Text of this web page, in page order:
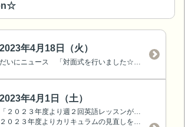
2023年4月18日（火）
だいにニュース 「対面式を行いました☆」をアップしました。
2023年4月1日（土）
「２０２３年度より週２回英語レッスンがスタート」します☆彡
２０２３年度よりカリキュラムの見直しを行い、昨年まで週１回の英語レッスンを週２回実施します♪